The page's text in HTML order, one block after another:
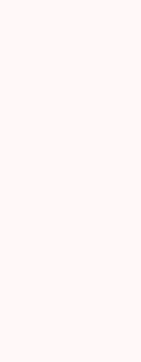
тобой?
в
в
с
с